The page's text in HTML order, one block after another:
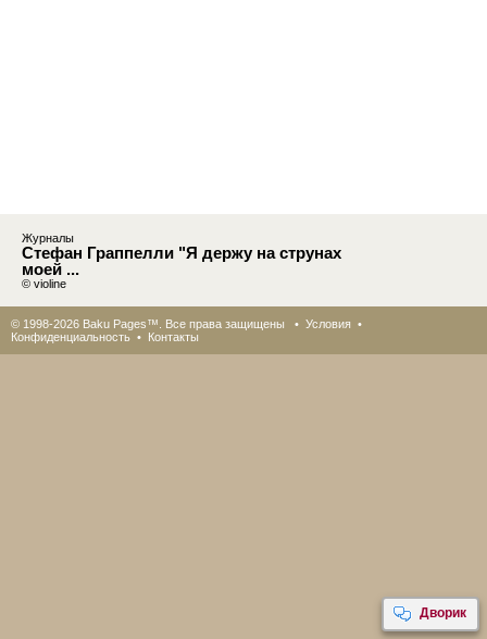
Дворик
Журналы
Стефан Граппелли "Я держу на струнах
моей ...
© violine
© 1998-2026 Baku Pages™. Все права защищены • Условия •
Конфиденциальность • Контакты